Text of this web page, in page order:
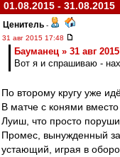
01.08.2015 - 31.08.2015
Ценитель -
31 авг 2015 17:48
Бауманец » 31 авг
Вот я и спрашиваю -
По второму кругу уже
В матче с конями
Луиш, что просто
Промес, вынужденный
устающий, играя в